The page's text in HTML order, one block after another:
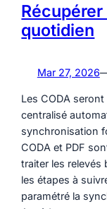
quotidien
Mar 27, 2026
Les CODA
centralisé
synchronisation
CODA et PDF
traiter les relevés
les étapes à
paramétré la